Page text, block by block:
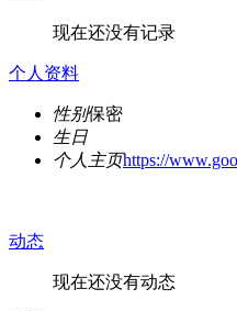
现在还没有记录
个人资料
性别保密
生日
个人主页https://
动态
现在还没有动态